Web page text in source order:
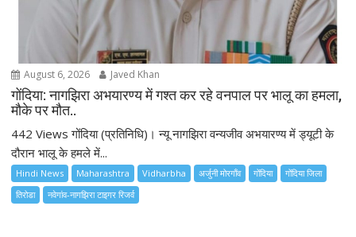
August 6, 2026 Javed Khan
गोंदिया: नागझिरा अभयारण्य में गश्त कर रहे वनपाल पर भालू का हमला,
मौके पर मौत..
442 Views गोंदिया (प्रतिनिधि)। न्यू नागझिरा वन्यजीव अभयारण्य में ड्यूटी के
दौरान भालू के हमले में...
Hindi News Maharashtra Vidharbha अर्जुनी मोरगाँव गोंदिया
गोंदिया जिला
तिरोडा
नवेगांव-नागझिरा टाइगर रिजर्व